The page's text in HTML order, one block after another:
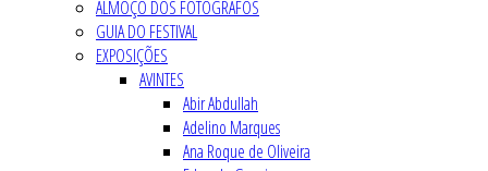
ALMOÇO DOS FOTÓGRAFOS
GUIA DO FESTIVAL
EXPOSIÇÕES
AVINTES
Abir Abdullah
Adelino Marques
Ana Roque de Oliveira